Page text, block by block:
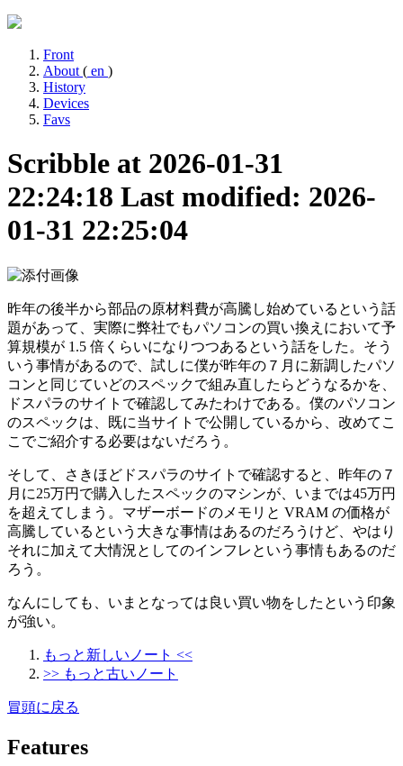
Front
About ( en )
History
Devices
Favs
Scribble at 2026-01-31
22:24:18 Last modified: 2026-
01-31 22:25:04
昨年の後半から部品の原材料費が高騰し始めているという話
題があって、実際に弊社でもパソコンの買い換えにおいて予
算規模が 1.5 倍くらいになりつつあるという話をした。そう
いう事情があるので、試しに僕が昨年の７月に新調したパソ
コンと同じていどのスペックで組み直したらどうなるかを、
ドスパラのサイトで確認してみたわけである。僕のパソコン
のスペックは、既に当サイトで公開しているから、改めてこ
こでご紹介する必要はないだろう。
そして、さきほどドスパラのサイトで確認すると、昨年の７
月に25万円で購入したスペックのマシンが、いまでは45万円
を超えてしまう。マザーボードのメモリと VRAM の価格が
高騰しているという大きな事情はあるのだろうけど、やはり
それに加えて大情況としてのインフレという事情もあるのだ
ろう。
なんにしても、いまとなっては良い買い物をしたという印象
が強い。
もっと新しいノート <<
>> もっと古いノート
冒頭に戻る
Features